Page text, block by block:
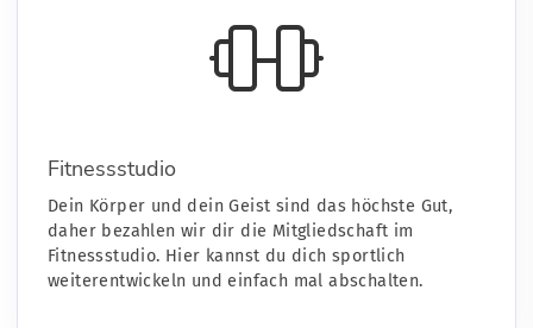
Fitnessstudio
Dein Körper und dein Geist sind das höchste Gut,
daher bezahlen wir dir die Mitgliedschaft im
Fitnessstudio. Hier kannst du dich sportlich
weiterentwickeln und einfach mal abschalten.